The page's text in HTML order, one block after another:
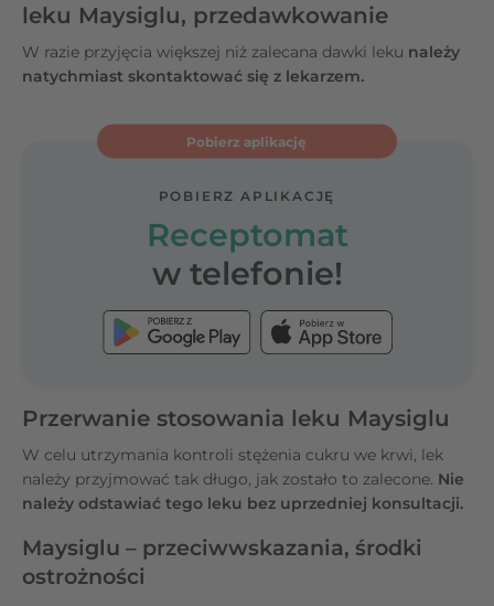
leku Maysiglu, przedawkowanie
W razie przyjęcia większej niż zalecana dawki leku należy
natychmiast skontaktować się z lekarzem.
Pobierz aplikację
POBIERZ APLIKACJĘ
Receptomat
w telefonie!
Przerwanie stosowania leku Maysiglu
W celu utrzymania kontroli stężenia cukru we krwi, lek
należy przyjmować tak długo, jak zostało to zalecone. Nie
należy odstawiać tego leku bez uprzedniej konsultacji.
Maysiglu – przeciwwskazania, środki
ostrożności